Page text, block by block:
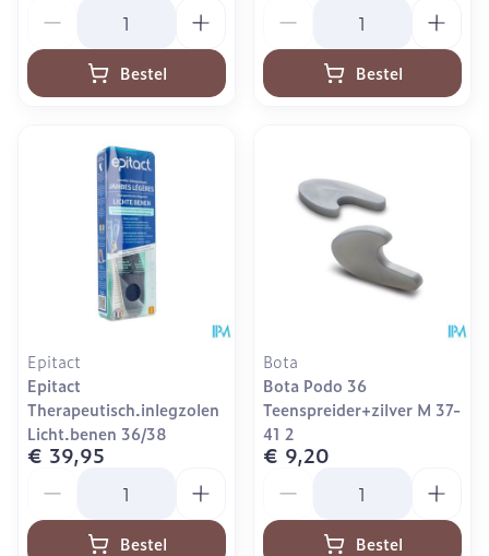
Bestel Bestel
Epitact
Epitact
Therapeutisch.inlegzolen
Licht.benen 36/38
€ 39,95
Bestel
Bota
Bota Podo 36
Teenspreider+zilver M 37-
41 2
€ 9,20
Bestel